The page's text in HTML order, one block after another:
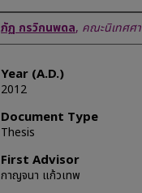
Author
ภัฏ กรวิกนพดล, คณะนิเทศศ
Year (A.D.)
2012
Document Type
Thesis
First Advisor
กาญจนา แก้วเทพ